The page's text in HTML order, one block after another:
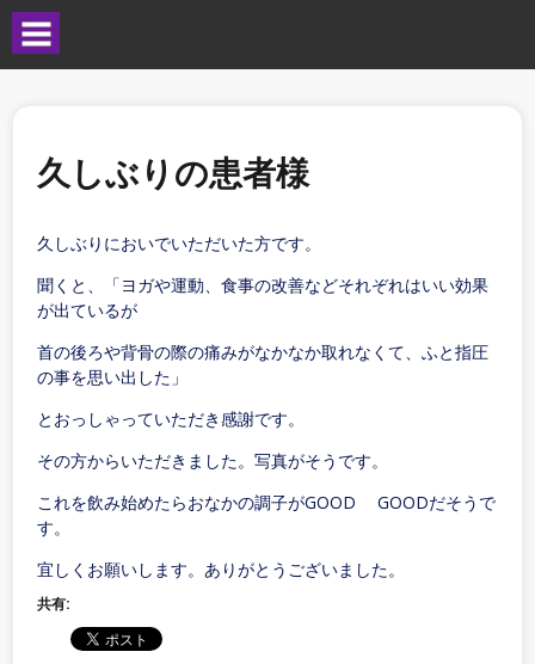
久しぶりの患者様
久しぶりにおいでいただいた方です。
聞くと、「ヨガや運動、食事の改善などそれぞれはいい効果
が出ているが
首の後ろや背骨の際の痛みがなかなか取れなくて、ふと指圧
の事を思い出した」
とおっしゃっていただき感謝です。
その方からいただきました。写真がそうです。
これを飲み始めたらおなかの調子がGOOD GOODだそうで
す。
宜しくお願いします。ありがとうございました。
共有: